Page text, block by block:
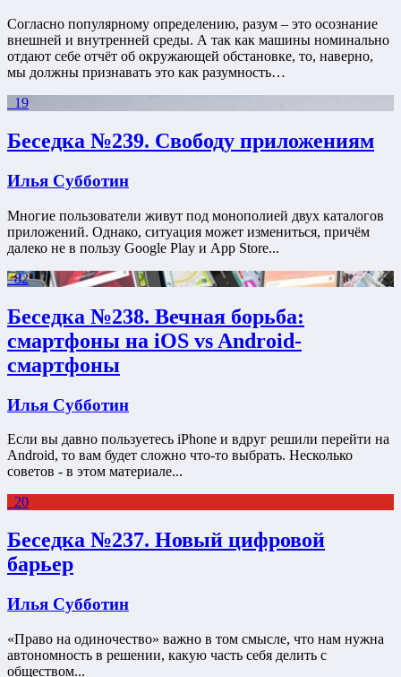
Согласно популярному определению, разум – это осознание
внешней и внутренней среды. А так как машины номинально
отдают себе отчёт об окружающей обстановке, то, наверно,
мы должны признавать это как разумность…
19
Беседка №239. Свободу приложениям
Илья Субботин
Многие пользователи живут под монополией двух каталогов
приложений. Однако, ситуация может измениться, причём
далеко не в пользу Google Play и App Store...
82
Беседка №238. Вечная борьба:
смартфоны на iOS vs Android-
смартфоны
Илья Субботин
Если вы давно пользуетесь iPhone и вдруг решили перейти на
Android, то вам будет сложно что-то выбрать. Несколько
советов - в этом материале...
20
Беседка №237. Новый цифровой
барьер
Илья Субботин
«Право на одиночество» важно в том смысле, что нам нужна
автономность в решении, какую часть себя делить с
обществом...